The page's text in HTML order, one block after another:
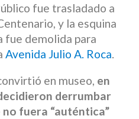
fue trasladado a
y la esquina
fue demolida para
Avenida Julio A. Roca.
en museo, en
derrumbar
fuera “auténtica”